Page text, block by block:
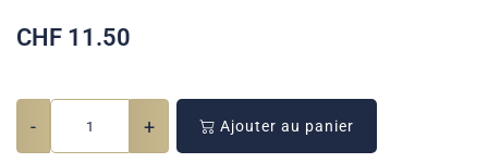
CHF 11.50
- + Ajouter au panier